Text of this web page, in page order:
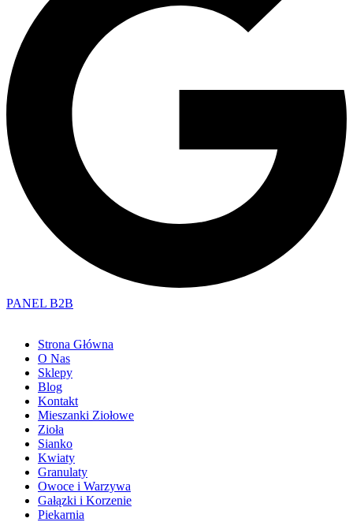
PANEL B2B
Strona Główna
O Nas
Sklepy
Blog
Kontakt
Mieszanki Ziołowe
Zioła
Sianko
Kwiaty
Granulaty
Owoce i Warzywa
Gałązki i Korzenie
Piekarnia